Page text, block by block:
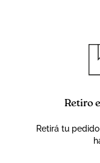
Retiro
Retirá tu